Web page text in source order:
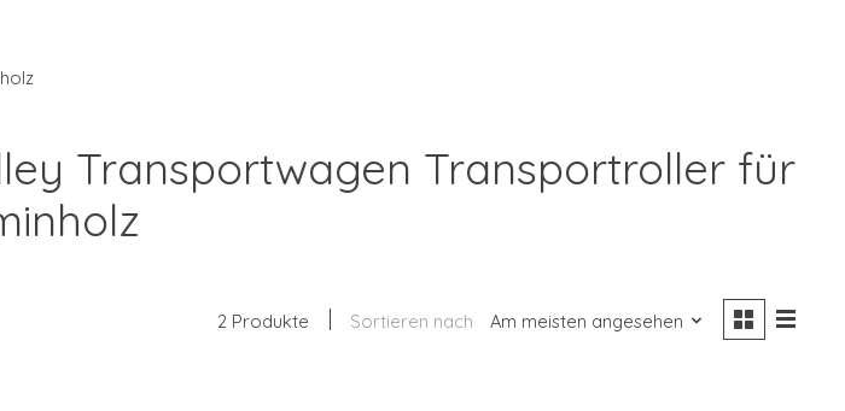
Transportwagen Transportroller für
2 Produkte Sortieren nach Am meisten angesehen